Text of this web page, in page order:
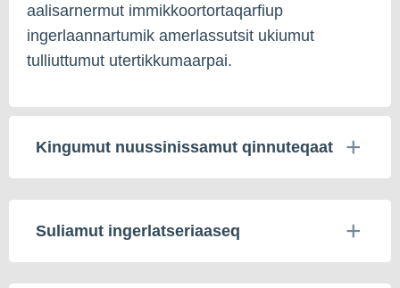
aalisarnermut immikkoortortaqarfiup
ingerlaannartumik amerlassutsit ukiumut
tulliuttumut utertikkumaarpai.
Kingumut nuussinissamut qinnuteqaat
Suliamut ingerlatseriaaseq